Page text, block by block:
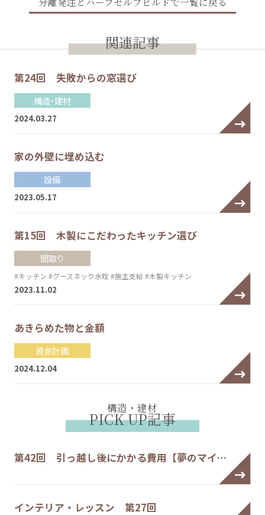
関連記事
第24回 失敗からの窓選び
構造・建材
2024.03.27
家の外壁に埋め込む
設備
2023.05.17
第15回 木製にこだわったキッチン選び
間取り
#キッチン #グースネック水栓 #施主支給 #木製キッチン
2023.11.02
あきらめた物と金額
資金計画
2024.12.04
構造・建材
PICK UP記事
第42回 引っ越し後にかかる費用【夢のマイ…
インテリア・レッスン 第27回